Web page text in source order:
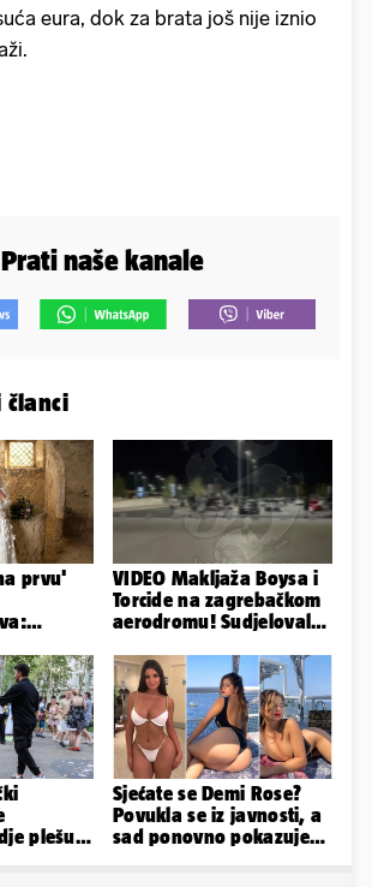
eura, dok za brata još nije iznio
Prati naše kanale
članci
prvu'
VIDEO Makljaža Boysa i
Torcide na zagrebačkom
aerodromu! Sudjelovalo
plešu
Sjećate se Demi Rose?
Povukla se iz javnosti, a
sad ponovno pokazuje